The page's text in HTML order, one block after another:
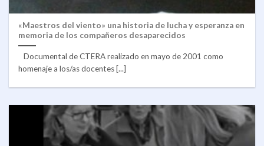
«Maestros del viento» una historia de lucha y esperanza en
memoria de los compañeros desaparecidos
Documental de CTERA realizado en mayo de 2001 como
homenaje a los/as docentes [...]